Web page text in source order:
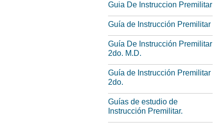
Guia De Instruccion Premilitar
Guía de Instrucción Premilitar
Guía De Instrucción Premilitar
2do. M.D.
Guía de Instrucción Premilitar
2do.
Guías de estudio de
Instrucción Premilitar.